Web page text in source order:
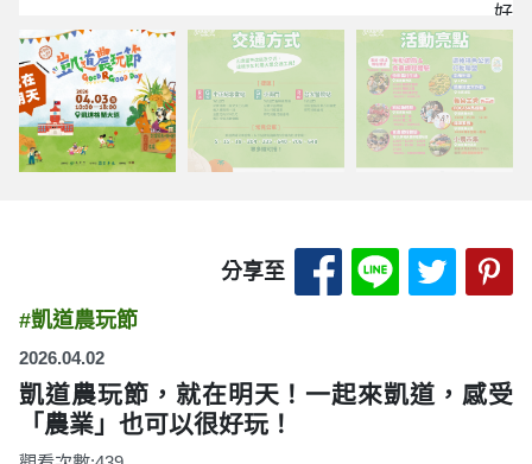
好
分享至 分享至 Facebook-
分享至分享
#凱道農玩節
2026.04.02
凱道農玩節，就在明天！一起來凱道，感受
「農業」也可以很好玩！